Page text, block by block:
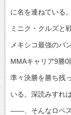
に名を連ねている
ミニク・クルズと
メキシコ最強のバ
MMAキャリア9勝
準々決勝を勝ち残
いる。深読みすれ
――、そんなロペス